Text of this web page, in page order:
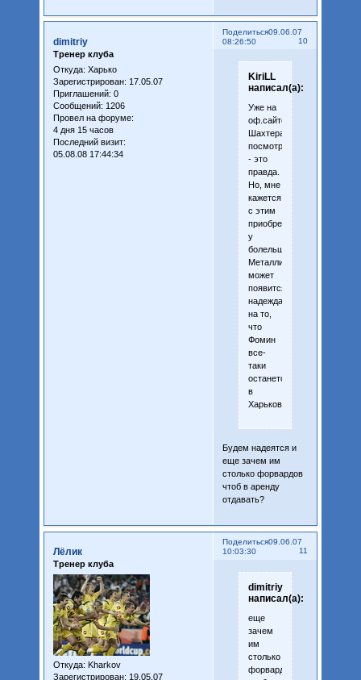
Поделиться
10
09.06.07
08:26:50
dimitriy
Тренер клуба
Откуда: Харько
Зарегистрирован: 17.05.07
Приглашений: 0
Сообщений: 1206
Провел на форуме:
4 дня 15 часов
Последний визит:
05.08.08 17:44:34
KiriLL
написал(а):
Уже на
оф.сайте
Шахтера
посмотрел
- это
правда.
Но, мне
кажется,
с этим
приобретением
у
болельщиков
Металлиста
может
появится
надежда
на то,
что
Фомин
все-
таки
останется
в
Харькове.
Будем надеятся и
еще зачем им
столько форвардов
чтоб в аренду
отдавать?
Поделиться
11
09.06.07
10:03:30
Лёлик
Тренер клуба
Откуда: Kharkov
Зарегистрирован: 19.05.07
dimitriy
написал(а):
еще
зачем
им
столько
форвардов